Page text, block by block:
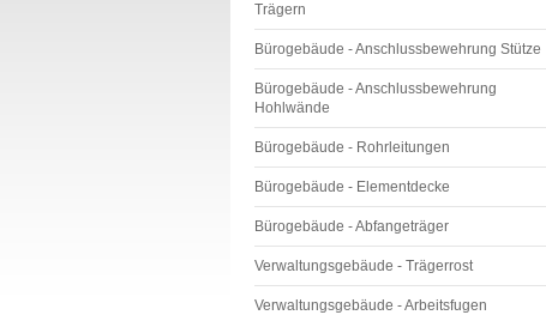
Trägern
Bürogebäude - Anschlussbewehrung Stütze
Bürogebäude - Anschlussbewehrung
Hohlwände
Bürogebäude - Rohrleitungen
Bürogebäude - Elementdecke
Bürogebäude - Abfangeträger
Verwaltungsgebäude - Trägerrost
Verwaltungsgebäude - Arbeitsfugen